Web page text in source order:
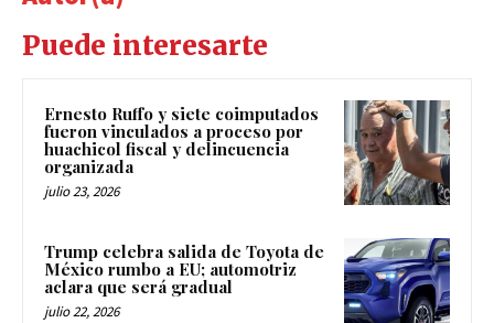
Puede interesarte
Ernesto Ruffo y siete coimputados
fueron vinculados a proceso por
huachicol fiscal y delincuencia
organizada
julio 23, 2026
Trump celebra salida de Toyota de
México rumbo a EU; automotriz
aclara que será gradual
julio 22, 2026